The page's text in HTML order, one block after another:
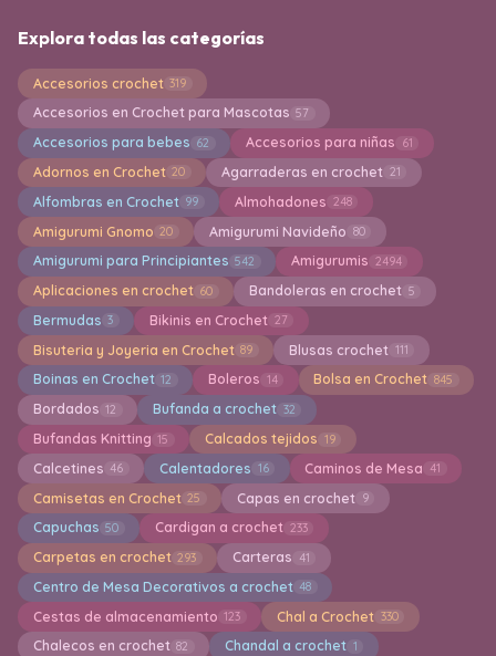
Explora todas las categorías
Accesorios crochet 319
Accesorios en Crochet para Mascotas 57
Accesorios para bebes 62 Accesorios para niñas 61
Adornos en Crochet 20 Agarraderas en crochet 21
Alfombras en Crochet 99 Almohadones 248
Amigurumi Gnomo 20 Amigurumi Navideño 80
Amigurumi para Principiantes 542 Amigurumis 2494
Aplicaciones en crochet 60 Bandoleras en crochet 5
Bermudas 3 Bikinis en Crochet 27
Bisuteria y Joyeria en Crochet 89 Blusas crochet 111
Boinas en Crochet 12 Boleros 14 Bolsa en Crochet 845
Bordados 12 Bufanda a crochet 32
Bufandas Knitting 15 Calcados tejidos 19
Calcetines 46 Calentadores 16 Caminos de Mesa 41
Camisetas en Crochet 25 Capas en crochet 9
Capuchas 50 Cardigan a crochet 233
Carpetas en crochet 293 Carteras 41
Centro de Mesa Decorativos a crochet 48
Cestas de almacenamiento 123 Chal a Crochet 330
Chalecos en crochet 82 Chandal a crochet 1